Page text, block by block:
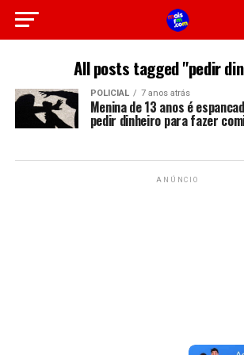
All posts tagged "pedir
POLICIAL 7 anos atrás
Menina de 13 anos é
pedir dinheiro para fazer
ANÚNCIO